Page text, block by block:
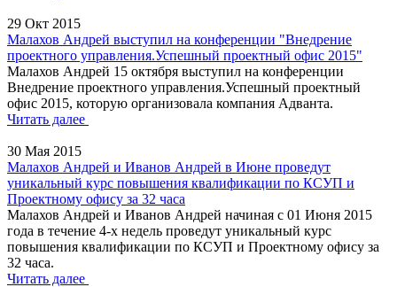
29 Окт 2015
Малахов Андрей выступил на конференции "Внедрение
проектного управления.Успешный проектный офис 2015"
Малахов Андрей 15 октября выступил на конференции
Внедрение проектного управления.Успешный проектный
офис 2015, которую организовала компания Адванта.
Читать далее
30 Мая 2015
Малахов Андрей и Иванов Андрей в Июне проведут
уникальный курс повышения квалификации по КСУП и
Проектному офису за 32 часа
Малахов Андрей и Иванов Андрей начиная с 01 Июня 2015
года в течение 4-х недель проведут уникальный курс
повышения квалификации по КСУП и Проектному офису за
32 часа.
Читать далее